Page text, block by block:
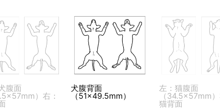
腹面
）右：
犬腹背面
（51×49.5mm）
左：猫腹面
（34.5×57mm
猫背面